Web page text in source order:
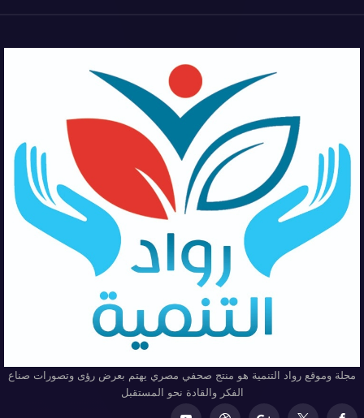
مجلة وموقع رواد التنمية هو منتج صحفي مصري يهتم بعرض رؤى وتصورات صناع
الفكر والقادة نحو المستقبل